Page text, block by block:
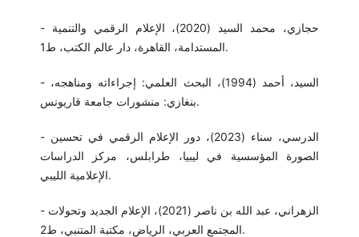
- حجازي، محمد السيد (2020)، الإعلام الرقمي والتنمية
المستدامة، القاهرة، دار عالم الكتب، ط1.
- السيد، أحمد (1994)، البحث العلمي: إجراءاته ومناهجه،
بنغازي: منشورات جامعة قاريونس.
- الدرسي، سناء (2023)، دور الإعلام الرقمي في تحسين
الصورة المؤسسية في ليبيا، طرابلس، مركز الدراسات
الإعلامية الليبي.
- الزهراني، عبد الله بن ناصر (2021)، الإعلام الجديد وتحولات
المجتمع العربي، الرياض، مكتبة المتنبي، ط2.